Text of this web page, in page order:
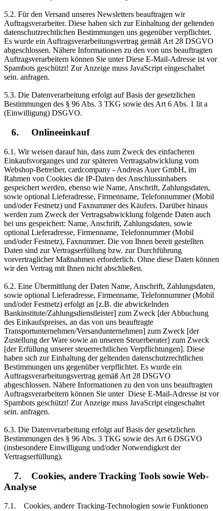
5.2. Für den Versand unseres Newsletters beauftragen wir
Auftragsverarbeiter. Diese haben sich zur Einhaltung der geltenden
datenschutzrechtlichen Bestimmungen uns gegenüber verpflichtet.
Es wurde ein Auftragsverarbeitungsvertrag gemäß Art 28 DSGVO
abgeschlossen. Nähere Informationen zu den von uns beauftragten
Auftragsverarbeitern können Sie unterDiese E-Mail-Adresse ist vor
Spambots geschützt! Zur Anzeige muss JavaScript eingeschaltet
sein. anfragen.
5.3. Die Datenverarbeitung erfolgt auf Basis der gesetzlichen
Bestimmungen des § 96 Abs. 3 TKG sowie des Art 6 Abs. 1 lit a
(Einwilligung) DSGVO.
6. Onlineeinkauf
6.1. Wir weisen darauf hin, dass zum Zweck des einfacheren
Einkaufsvorganges und zur späteren Vertragsabwicklung vom
Webshop-Betreiber, cardcompany - Andreas Auer GmbH, im
Rahmen von Cookies die IP-Daten des Anschlussinhabers
gespeichert werden, ebenso wie Name, Anschrift, Zahlungsdaten,
sowie optional Lieferadresse, Firmenname, Telefonnummer (Mobil
und/oder Festnetz) und Faxnummer des Käufers. Darüber hinaus
werden zum Zweck der Vertragsabwicklung folgende Daten auch
bei uns gespeichert: Name, Anschrift, Zahlungsdaten, sowie
optional Lieferadresse, Firmenname, Telefonnummer (Mobil
und/oder Festnetz), Faxnummer. Die von Ihnen bereit gestellten
Daten sind zur Vertragserfüllung bzw. zur Durchführung
vorvertraglicher Maßnahmen erforderlich. Ohne diese Daten können
wir den Vertrag mit Ihnen nicht abschließen.
6.2. Eine Übermittlung der Daten Name, Anschrift, Zahlungsdaten,
sowie optional Lieferadresse, Firmenname, Telefonnummer (Mobil
und/oder Festnetz) erfolgt an [z.B. die abwickelnden
Bankinstitute/Zahlungsdienstleister] zum Zweck [der Abbuchung
des Einkaufspreises, an das von uns beauftragte
Transportunternehmen/Versandunternehmen] zum Zweck [der
Zustellung der Ware sowie an unseren Steuerberater] zum Zweck
[der Erfüllung unserer steuerrechtlichen Verpflichtungen]. Diese
haben sich zur Einhaltung der geltenden datenschutzrechtlichen
Bestimmungen uns gegenüber verpflichtet. Es wurde ein
Auftragsverarbeitungsvertrag gemäß Art 28 DSGVO
abgeschlossen. Nähere Informationen zu den von uns beauftragten
Auftragsverarbeitern können Sie unter Diese E-Mail-Adresse ist vor
Spambots geschützt! Zur Anzeige muss JavaScript eingeschaltet
sein. anfragen.
6.3. Die Datenverarbeitung erfolgt auf Basis der gesetzlichen
Bestimmungen des § 96 Abs. 3 TKG sowie des Art 6 DSGVO
(insbesondere Einwilligung und/oder Notwendigkeit der
Vertragserfüllung).
7. Cookies, andere Tracking Tools sowie Web-
Analyse
7.1. Cookies, andere Tracking-Technologien sowie Funktionen